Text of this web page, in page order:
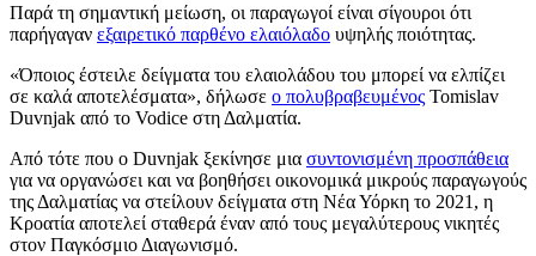
Παρά τη σημαντική μείωση, οι παραγωγοί είναι σίγουροι ότι
παρήγαγαν εξαιρετικό παρθένο ελαιόλαδο υψηλής ποιότητας.
«Όποιος έστειλε δείγματα του ελαιολάδου του μπορεί να ελπίζει
σε καλά αποτελέσματα», δήλωσε ο πολυβραβευμένος Tomislav
Duvnjak από το Vodice στη Δαλματία.
Από τότε που ο Duvnjak ξεκίνησε μια συντονισμένη προσπάθεια
για να οργανώσει και να βοηθήσει οικονομικά μικρούς παραγωγούς
της Δαλματίας να στείλουν δείγματα στη Νέα Υόρκη το 2021, η
Κροατία αποτελεί σταθερά έναν από τους μεγαλύτερους νικητές
στον Παγκόσμιο Διαγωνισμό.